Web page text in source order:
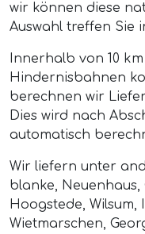
wir können diese
Auswahl treffen Sie
Innerhalb von 10
Hindernisbahnen
berechnen wir
Dies wird nach
automatisch
Wir liefern unter
blanke, Neuenhaus,
Hoogstede, Wilsum,
Wietmarschen,